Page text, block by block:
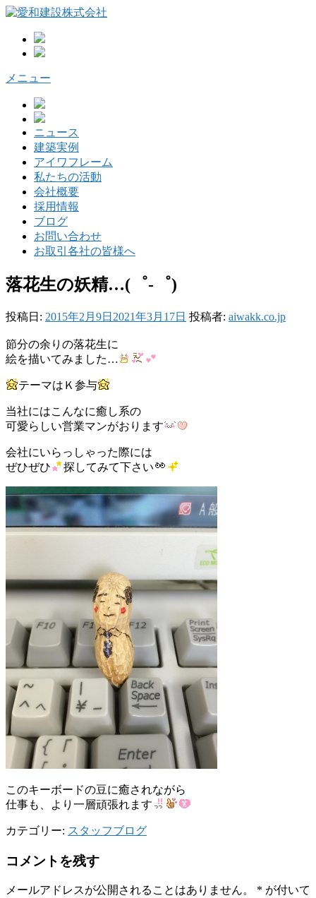
コ
へ
メニュー
ニュース
建築実例
アイワフレーム
私たちの活動
会社概要
採用情報
ブログ
お問い合わせ
お取引各社の皆様へ
落花生の妖精…(゜-゜)
投稿日: 2015年2月9日 2021年3月17日 投稿者: aiwakk.co.jp
節分の余りの落花生に
絵を描いてみました…
テーマはＫ参与
当社にはこんなに癒し系の
可愛らしい営業マンがおります
会社にいらっしゃった際には
ぜひぜひ
探してみて下さい
このキーボードの豆に癒されながら
仕事も、より一層頑張れます
カテゴリー: スタッフブログ
コメントを残す
メールアドレスが公開されることはありません。 * が付いて